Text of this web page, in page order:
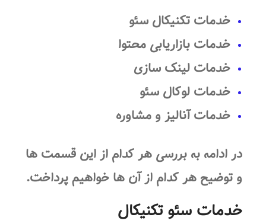
خدمات تکنیکال سئو
خدمات بازاریابی محتوا
خدمات لینک سازی
خدمات لوکال سئو
خدمات آنالیز و مشاوره
در ادامه به بررسی هر کدام از این قسمت ها
و توضیح هر کدام از آن ها خواهیم پرداخت.
خدمات سئو تکنیکال